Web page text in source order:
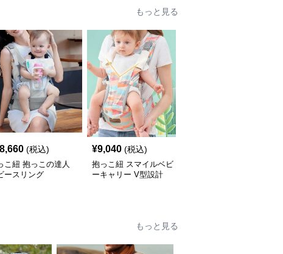
もっと見る
(税込)
こ紐 抱っこの達人
ースリング
¥9,040 (税込)
抱っこ紐 スマイルベビ
ーキャリー V型設計
もっと見る